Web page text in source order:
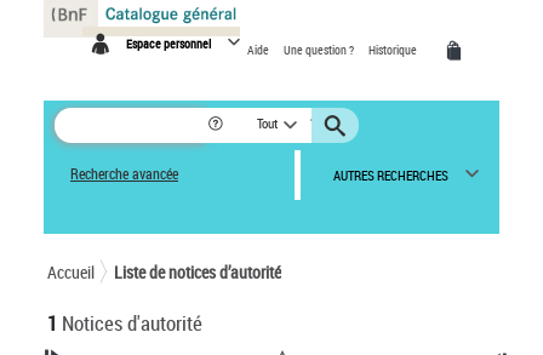
Espace personnel Aide Une question ? Historique
Tout
Recherche avancée AUTRES RECHERCHES
Accueil Liste de notices d’autorité
1 Notices d'autorité
Panneau de gestion des cookies